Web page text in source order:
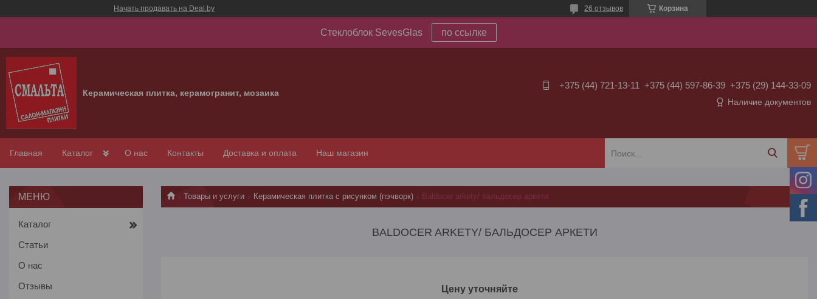
Начать продавать на Deal.by Корзина
26 отзывов
Стеклоблок SevesGlas по ссылке
Керамическая плитка, керамогранит, мозаика
+375 (44) 721-13-11 +375 (44) 597-86-39 +375 (29) 144-33-09
Наличие документов
Главная Каталог О нас Контакты Доставка и оплата Наш магазин
Товары и услуги Керамическая плитка с рисунком (пэчворк) Baldocer arkety/ бальдосер аркети
BALDOCER ARKETY/ БАЛЬДОСЕР АРКЕТИ
Цену уточняйте
Каталог
Статьи
О нас
Отзывы